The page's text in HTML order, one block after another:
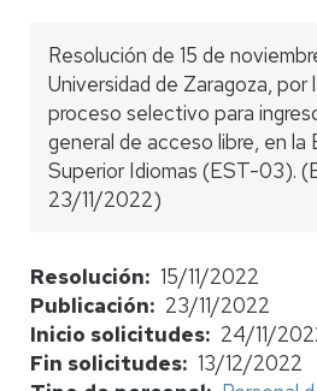
Resolución de 15 de
Universidad de Zaragoza, por
proceso selectivo para
general de acceso libre, en la
Superior Idiomas (EST-03).
23/11/2022)
Resolución
15/11/2022
Publicación
23/11/2022
Inicio solicitudes
24/11/
Fin solicitudes 13/12/2022